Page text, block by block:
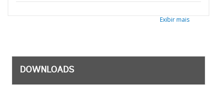
Exibir mais
DOWNLOADS